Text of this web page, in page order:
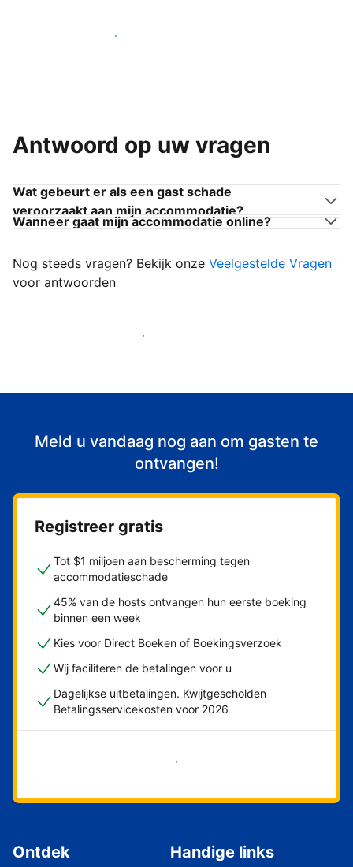
Word een van onze vele hosts
Antwoord op uw vragen
Wat gebeurt er als een gast schade
veroorzaakt aan mijn accommodatie?
Wanneer gaat mijn accommodatie online?
Nog steeds vragen? Bekijk onze Veelgestelde Vragen
voor antwoorden
Begin met het verwelkomen van gasten
Meld u vandaag nog aan om gasten te
ontvangen!
Registreer gratis
Tot $1 miljoen aan bescherming tegen
accommodatieschade
45% van de hosts ontvangen hun eerste boeking
binnen een week
Kies voor Direct Boeken of Boekingsverzoek
Wij faciliteren de betalingen voor u
Dagelijkse uitbetalingen. Kwijtgescholden
Betalingsservicekosten voor 2026
Nu meteen beginnen
Ontdek Handige links